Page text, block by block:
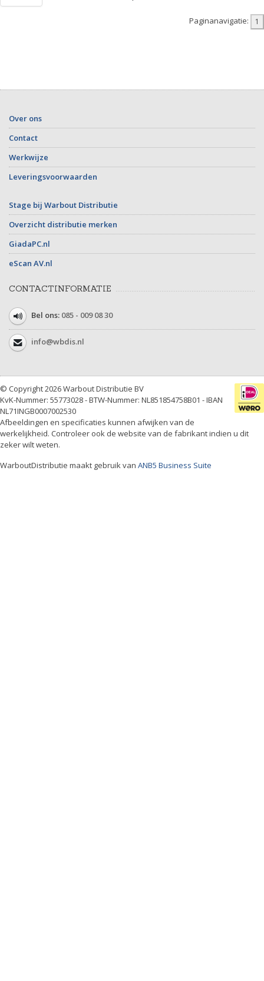
Paginanavigatie:
Over ons
Contact
Werkwijze
Leveringsvoorwaarden
Stage bij Warbout Distributie
Overzicht distributie merken
GiadaPC.nl
eScan AV.nl
CONTACTINFORMATIE
Bel ons: 085 - 009 08 30
info@wbdis.nl
© Copyright 2026 Warbout Distributie BV
KvK-Nummer: 55773028 - BTW-Nummer: NL851854758B01 - IBAN
NL71INGB0007002530
Afbeeldingen en specificaties kunnen afwijken van de
werkelijkheid. Controleer ook de website van de fabrikant indien u dit
zeker wilt weten.
WarboutDistributie maakt gebruik van ANB5 Business Suite